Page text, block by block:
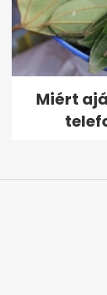
Miért